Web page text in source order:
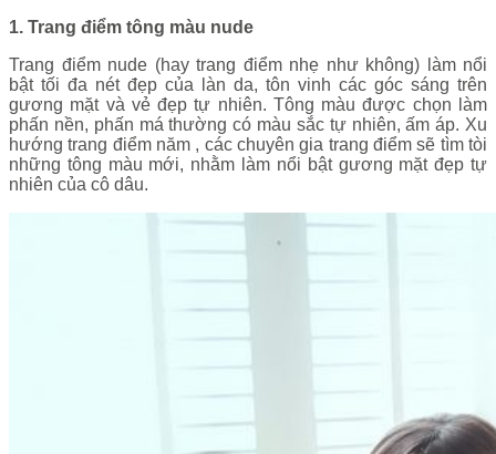
1. Trang điểm tông màu nude
Trang điểm nude (hay trang điểm nhẹ như không) làm nổi
bật tối đa nét đẹp của làn da, tôn vinh các góc sáng trên
gương mặt và vẻ đẹp tự nhiên. Tông màu được chọn làm
phấn nền, phấn má thường có màu sắc tự nhiên, ấm áp. Xu
hướng trang điểm năm , các chuyên gia trang điểm sẽ tìm tòi
những tông màu mới, nhằm làm nổi bật gương mặt đẹp tự
nhiên của cô dâu.